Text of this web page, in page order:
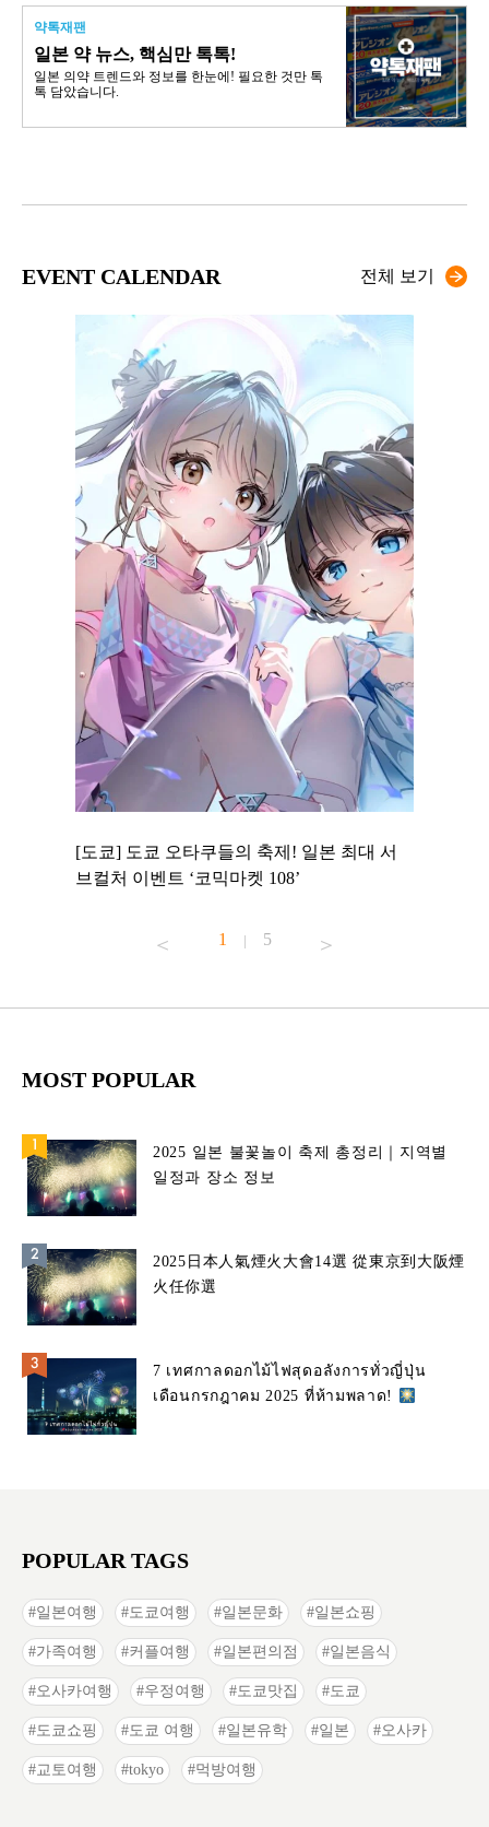
약톡재팬
일본 약 뉴스, 핵심만 톡톡!
일본 의약 트렌드와 정보를 한눈에! 필요한 것만 톡
톡 담았습니다.
EVENT CALENDAR 전체 보기
[도쿄] 도쿄 오타쿠들의 축제! 일본 최대 서
브컬처 이벤트 ‘코믹마켓 108’
1 | 5
MOST POPULAR
2025 일본 불꽃놀이 축제 총정리｜지역별
일정과 장소 정보
2025日本人氣煙火大會14選 從東京到大阪煙
火任你選
7 เทศกาลดอกไม้ไฟสุดอลังการทั่วญี่ปุ่น
เดือนกรกฎาคม 2025 ที่ห้ามพลาด!
POPULAR TAGS
일본여행 도쿄여행 일본문화 일본쇼핑
가족여행 커플여행 일본편의점 일본음식
오사카여행 우정여행 도쿄맛집 도쿄
도쿄쇼핑 도쿄 여행 일본유학 일본 오사카
교토여행 tokyo 먹방여행